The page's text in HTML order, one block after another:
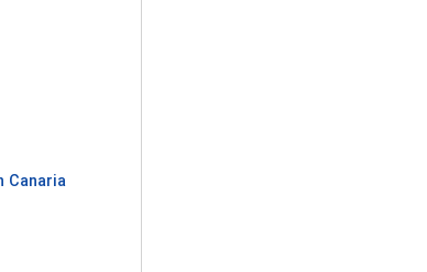
Canaria